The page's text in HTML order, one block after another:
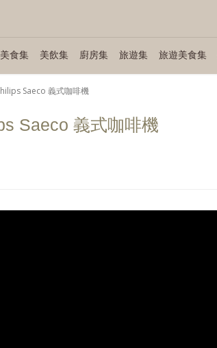
美食集 美飲集 廚房集 旅遊集 旅遊美食集
Saeco 義式咖啡機
Saeco 義式咖啡機